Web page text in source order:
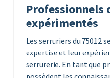
Professionnels
expérimentés
Les serruriers du 75012
expertise et leur
serrurerie. En tant que
possèdent les